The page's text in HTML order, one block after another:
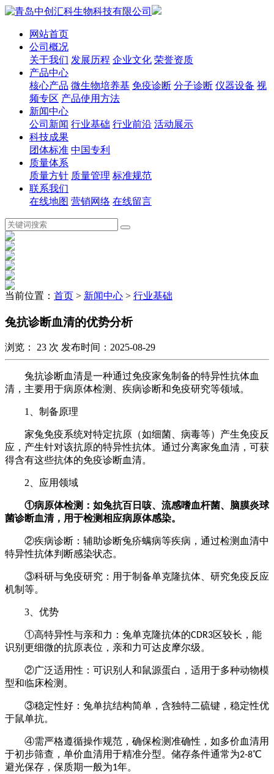
网站首页
公司概况
关于我们 发展历程 企业文化 荣誉资质
产品中心
核心产品 微生物培养基 免疫诊断 分子诊断 仪器设备 视
频专区 产品使用方法
新闻中心
公司新闻 行业基础 行业前沿 活动展示
科技成果
团体标准 中国专利
质量体系
质量方针 质量管理 标准规范
联系我们
在线地图 营销网络 在线留言
当前位置： 首页 > 新闻中心 > 行业基础
兔抗诊断血清的优势分析
浏览： 23 次 发布时间：2025-08-29
兔抗诊断血清是一种通过免疫家兔制备的特异性抗体血
清，主要用于病原体检测、疾病诊断和免疫研究等领域。
1、制备原理
家兔免疫系统对特定抗原（如细菌、病毒等）产生免疫反
应，产生针对该抗原的特异性抗体。通过分离家兔血清，可获
得含有这些抗体的免疫诊断血清。
2、应用领域
①病原体检测：如兔抗百日咳、流感嗜血杆菌、脑膜炎球
菌诊断血清，用于检测相应病原体感染。
②疾病诊断：辅助诊断兔疥螨病等疾病，通过检测血清中
特异性抗体判断感染状态。
③科研与免疫研究：用于制备单克隆抗体、研究免疫反应
机制等。
3、优势
①高特异性与亲和力：兔单克隆抗体的CDR3区较长，能
识别更细微的抗原表位，亲和力可达皮摩尔级。
②广泛适用性：可识别人和鼠源蛋白，适用于多种动物模
型和临床检测。
③稳定性好：兔单抗结构简单，含独特二硫键，稳定性优
于鼠单抗。
④需严格遵循操作规范，确保检测准确性，如多价血清用
于初步筛查，单价血清用于精准分型。储存条件通常为2-8℃
避光保存，保质期一般为1年。